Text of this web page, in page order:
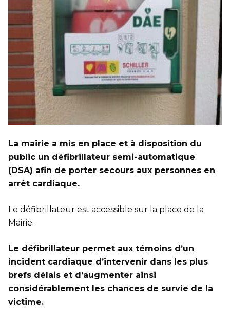
La mairie a mis en place et à disposition du
public un défibrillateur semi-automatique
(DSA) afin de porter secours aux personnes en
arrêt cardiaque.
Le défibrillateur est accessible sur la place de la
Mairie.
Le défibrillateur permet aux témoins d’un
incident cardiaque d’intervenir dans les plus
brefs délais et d’augmenter ainsi
considérablement les chances de survie de la
victime.